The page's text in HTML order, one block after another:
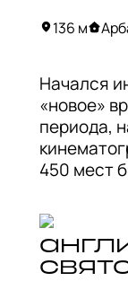
Особняк,
мецената
Дурака».
136 м
Начался
«новое»
периода,
450 мест
статус